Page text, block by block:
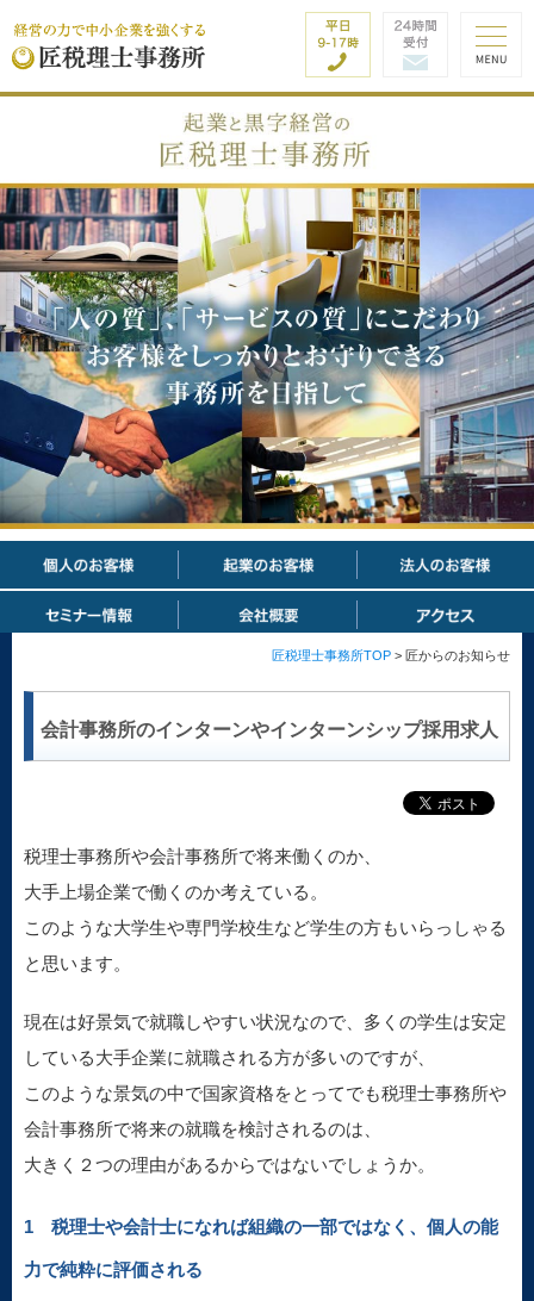
匠税理士事務所TOP > 匠からのお知らせ
会計事務所のインターンやインターンシップ採用求人
税理士事務所や会計事務所で将来働くのか、
大手上場企業で働くのか考えている。
このような大学生や専門学校生など学生の方もいらっしゃる
と思います。
現在は好景気で就職しやすい状況なので、多くの学生は安定
している大手企業に就職される方が多いのですが、
このような景気の中で国家資格をとってでも税理士事務所や
会計事務所で将来の就職を検討されるのは、
大きく２つの理由があるからではないでしょうか。
1 税理士や会計士になれば組織の一部ではなく、個人の能
力で純粋に評価される